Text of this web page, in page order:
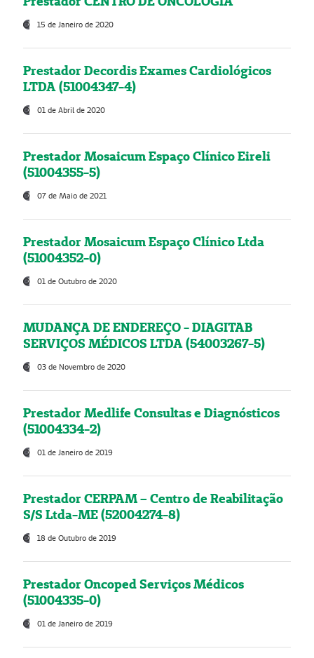
15 de Janeiro de 2020
Prestador Decordis Exames Cardiológicos
LTDA (51004347-4)
01 de Abril de 2020
Prestador Mosaicum Espaço Clínico Eireli
(51004355-5)
07 de Maio de 2021
Prestador Mosaicum Espaço Clínico Ltda
(51004352-0)
01 de Outubro de 2020
MUDANÇA DE ENDEREÇO - DIAGITAB
SERVIÇOS MÉDICOS LTDA (54003267-5)
03 de Novembro de 2020
Prestador Medlife Consultas e Diagnósticos
(51004334-2)
01 de Janeiro de 2019
Prestador CERPAM – Centro de Reabilitação
S/S Ltda-ME (52004274-8)
18 de Outubro de 2019
Prestador Oncoped Serviços Médicos
(51004335-0)
01 de Janeiro de 2019